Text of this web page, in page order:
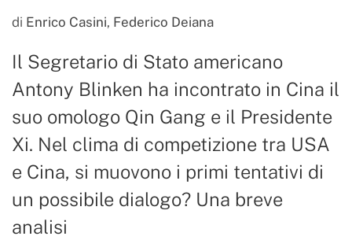
di Enrico Casini, Federico Deiana
Il Segretario di Stato americano
Antony Blinken ha incontrato in Cina il
suo omologo Qin Gang e il Presidente
Xi. Nel clima di competizione tra USA
e Cina, si muovono i primi tentativi di
un possibile dialogo? Una breve
analisi